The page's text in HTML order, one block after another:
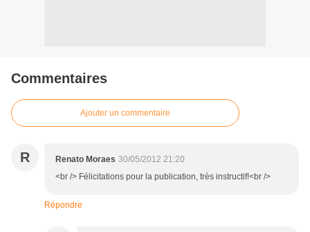
Commentaires
Ajouter un commentaire
R Renato Moraes 30/05/2012 21:20
<br /> Félicitations pour la publication, très instructif!<br />
Répondre